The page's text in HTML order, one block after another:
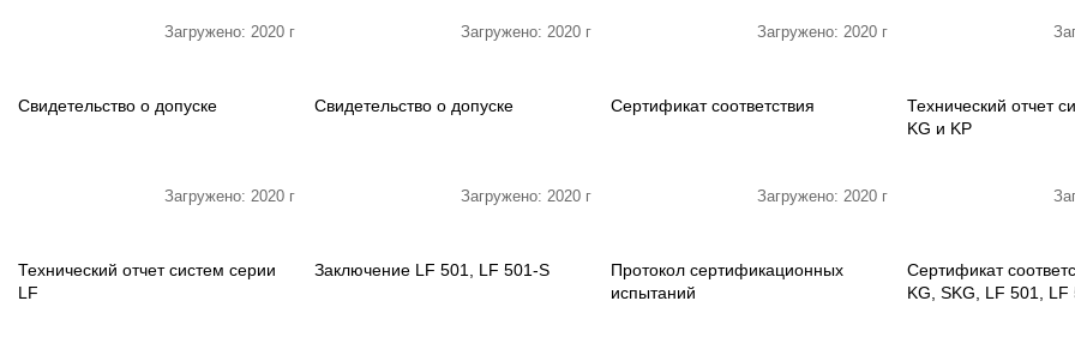
Загружено: 2020 г
Свидетельство о допуске
Загружено: 2020 г
Свидетельство о допуске
Загружено: 2020 г
Сертификат соответствия
Технический отчет
KG и KP
Загружено: 2020 г
Технический отчет систем серии
LF
Загружено: 2020 г
Заключение LF 501, LF 501-S
Загружено: 2020 г
Протокол сертификационных
испытаний
Сертификат
KG, SKG, LF 501, LF